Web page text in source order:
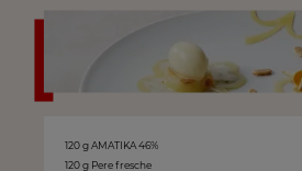
120 g AMATIKA 46%
120 g Pere fresche